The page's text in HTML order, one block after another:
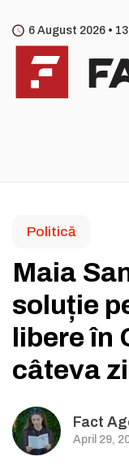
6 August 2026 • 13
Politică
Maia
soluție
libere în
câteva
Fact
April 29,